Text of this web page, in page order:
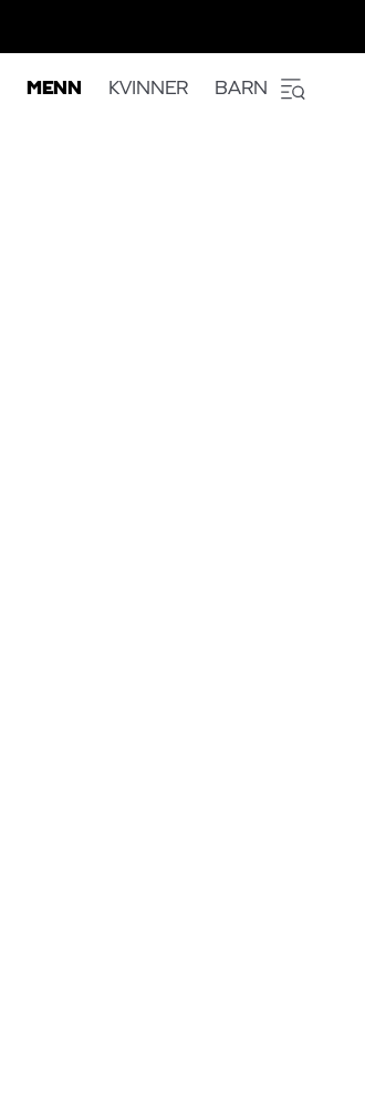
MENN KVINNER BARN